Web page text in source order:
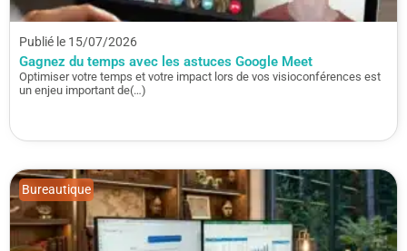
Publié le 15/07/2026
Gagnez du temps avec les astuces Google Meet
Optimiser votre temps et votre impact lors de vos visioconférences est
un enjeu important de(…)
Bureautique